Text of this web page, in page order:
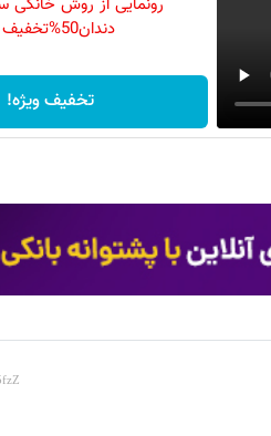
رونمایی از روش خانگی
دندان50%تخفیف🔥
تخفیف ویژه!